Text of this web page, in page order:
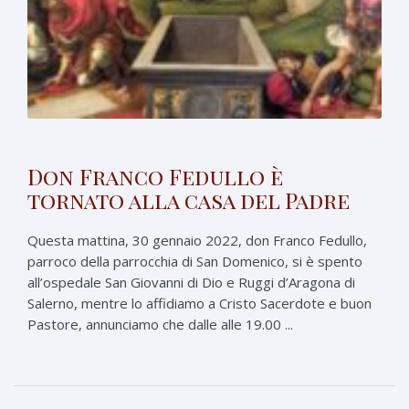
Don Franco Fedullo è
tornato alla casa del Padre
Questa mattina, 30 gennaio 2022, don Franco Fedullo,
parroco della parrocchia di San Domenico, si è spento
all’ospedale San Giovanni di Dio e Ruggi d’Aragona di
Salerno, mentre lo affidiamo a Cristo Sacerdote e buon
Pastore, annunciamo che dalle alle 19.00 ...